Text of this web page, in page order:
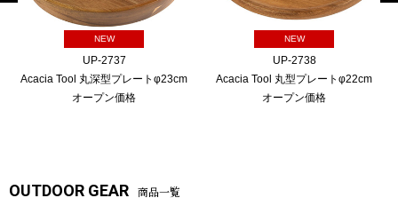
NEW
UP-2737
Acacia Tool 丸深型プレートφ23cm
オープン価格
NEW
UP-2738
Acacia Tool 丸型プレートφ22cm
オープン価格
OUTDOOR GEAR 商品一覧